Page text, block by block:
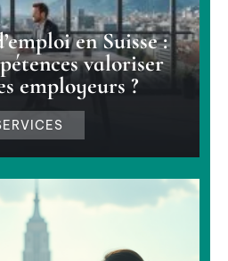
en Suisse :
valoriser
employeurs ?